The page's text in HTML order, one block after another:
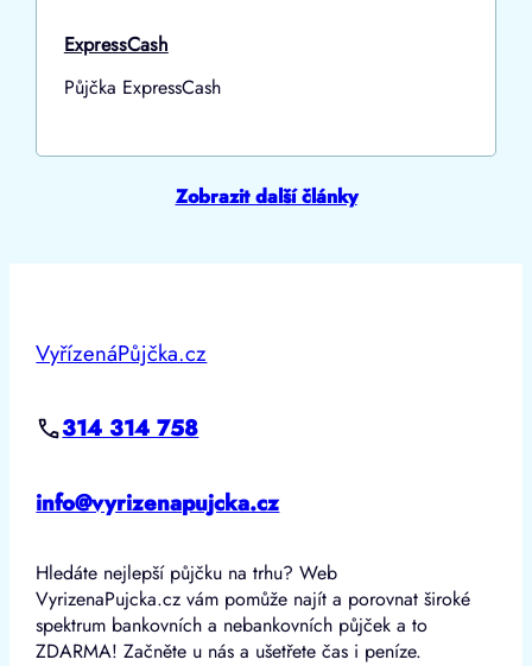
ExpressCash
Půjčka ExpressCash
Zobrazit další články
VyřízenáPůjčka.cz
314 314 758
info@vyrizenapujcka.cz
Hledáte nejlepší půjčku na trhu? Web
VyrizenaPujcka.cz vám pomůže najít a porovnat široké
spektrum bankovních a nebankovních půjček a to
ZDARMA! Začněte u nás a ušetřete čas i peníze.